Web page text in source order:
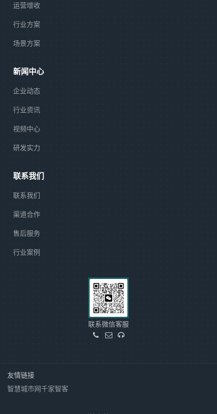
运营增收
行业方案
场景方案
新闻中心
企业动态
行业资讯
视频中心
研发实力
联系我们
联系我们
渠道合作
售后服务
行业案例
联系微信客服
友情链接
智慧城市网千家智客